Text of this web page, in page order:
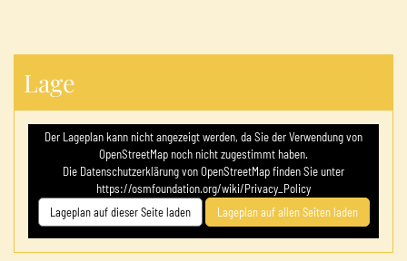
Lage
Der Lageplan kann nicht angezeigt werden, da Sie der Verwendung von
OpenStreetMap noch nicht zugestimmt haben.
Die Datenschutzerklärung von OpenStreetMap finden Sie unter
https://osmfoundation.org/wiki/Privacy_Policy
Lageplan auf dieser Seite laden
Lageplan auf allen Seiten laden